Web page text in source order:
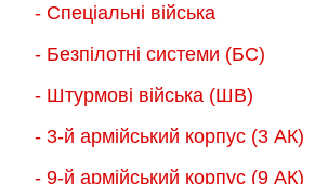
на
товару
- Спеціальні війська
- Безпілотні системи (БС)
- Штурмові війська (ШВ)
- 3-й армійський корпус (3 АК)
- 9-й армійський корпус (9 АК)